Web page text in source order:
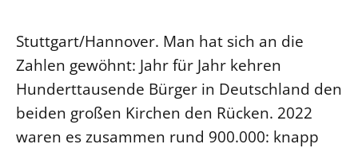
Stuttgart/Hannover. Man hat sich an die
Zahlen gewöhnt: Jahr für Jahr kehren
Hunderttausende Bürger in Deutschland den
beiden großen Kirchen den Rücken. 2022
waren es zusammen rund 900.000: knapp
Rechnungsprüfungsamt
Fachstelle Sexualisierte Gewalt
Beschwerdestellen
Kirchenämter
Gleichstellung